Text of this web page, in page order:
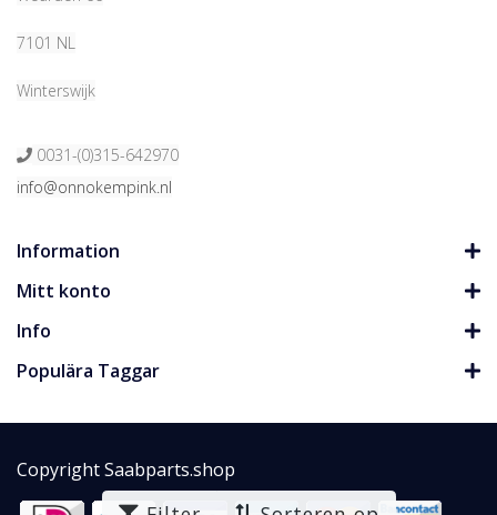
7101 NL
Winterswijk
0031-(0)315-642970
info@onnokempink.nl
Information
Mitt konto
Info
Populära Taggar
Copyright Saabparts.shop